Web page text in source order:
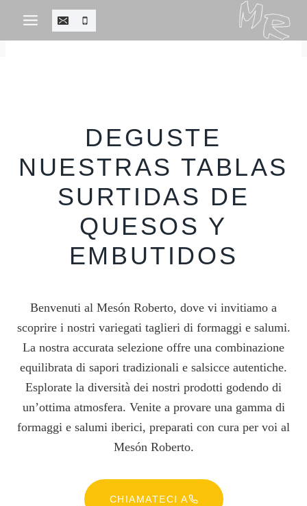
DEGUSTE
NUESTRAS TABLAS
SURTIDAS DE
QUESOS Y
EMBUTIDOS
Benvenuti al Mesón Roberto, dove vi invitiamo a
scoprire i nostri variegati taglieri di formaggi e salumi.
La nostra accurata selezione offre una combinazione
equilibrata di sapori tradizionali e salsicce autentiche.
Esplorate la diversità dei nostri prodotti godendo di
un’ottima atmosfera. Venite a provare una gamma di
formaggi e salumi iberici, preparati con cura per voi al
Mesón Roberto.
CHIAMATECI A